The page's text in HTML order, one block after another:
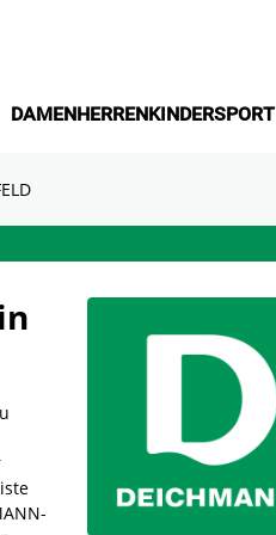
DAMENHERRENKINDERSPORT